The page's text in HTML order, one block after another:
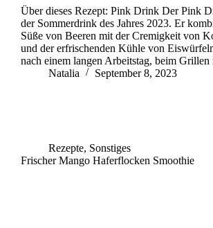
Über dieses Rezept: Pink Drink Der Pink
der Sommerdrink des Jahres 2023. Er
Süße von Beeren mit der Cremigkeit von
und der erfrischenden Kühle von
nach einem langen Arbeitstag, beim
Natalia
September 8, 2023
Rezepte, Sonstiges
Frischer Mango Haferflocken Smoothie